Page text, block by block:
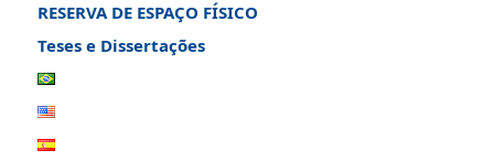
RESERVA DE ESPAÇO FÍSICO
Teses e Dissertações